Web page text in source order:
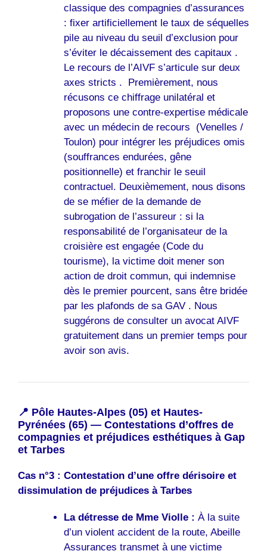
classique des compagnies d’assurances
: fixer artificiellement le taux de séquelles
pile au niveau du seuil d’exclusion pour
s’éviter le décaissement des capitaux .
Le recours de l’AIVF s’articule sur deux
axes stricts . Premièrement, nous
récusons ce chiffrage unilatéral et
proposons une contre-expertise médicale
avec un médecin de recours (Venelles /
Toulon) pour intégrer les préjudices omis
(souffrances endurées, gêne
positionnelle) et franchir le seuil
contractuel. Deuxièmement, nous disons
de se méfier de la demande de
subrogation de l’assureur : si la
responsabilité de l’organisateur de la
croisière est engagée (Code du
tourisme), la victime doit mener son
action de droit commun, qui indemnise
dès le premier pourcent, sans être bridée
par les plafonds de sa GAV . Nous
suggérons de consulter un avocat AIVF
gratuitement dans un premier temps pour
avoir son avis.
📍 Pôle Hautes-Alpes (05) et Hautes-
Pyrénées (65) — Contestations d’offres de
compagnies et préjudices esthétiques à Gap
et Tarbes
Cas n°3 : Contestation d’une offre dérisoire et
dissimulation de préjudices à Tarbes
La détresse de Mme Violle : À la suite
d’un violent accident de la route, Abeille
Assurances transmet à une victime